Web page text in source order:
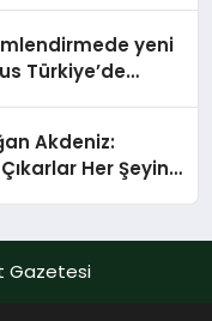
yeni
Türkiye’de
tasarımıyla
son modeli
Madoka Plus
Tam
sistemlerinin
Akdeniz:
Her Şeyin
Gazetesi